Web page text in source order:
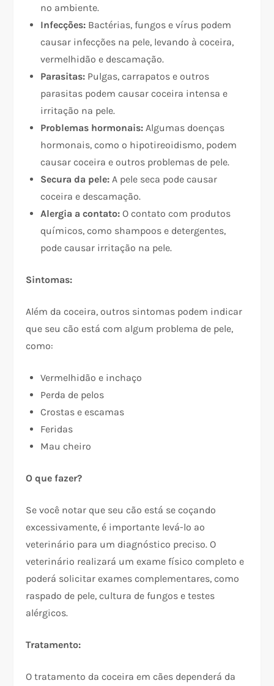
no ambiente.
Infecções: Bactérias, fungos e vírus podem
causar infecções na pele, levando à coceira,
vermelhidão e descamação.
Parasitas: Pulgas, carrapatos e outros
parasitas podem causar coceira intensa e
irritação na pele.
Problemas hormonais: Algumas doenças
hormonais, como o hipotireoidismo, podem
causar coceira e outros problemas de pele.
Secura da pele: A pele seca pode causar
coceira e descamação.
Alergia a contato: O contato com produtos
químicos, como shampoos e detergentes,
pode causar irritação na pele.
Sintomas:
Além da coceira, outros sintomas podem indicar
que seu cão está com algum problema de pele,
como:
Vermelhidão e inchaço
Perda de pelos
Crostas e escamas
Feridas
Mau cheiro
O que fazer?
Se você notar que seu cão está se coçando
excessivamente, é importante levá-lo ao
veterinário para um diagnóstico preciso. O
veterinário realizará um exame físico completo e
poderá solicitar exames complementares, como
raspado de pele, cultura de fungos e testes
alérgicos.
Tratamento:
O tratamento da coceira em cães dependerá da